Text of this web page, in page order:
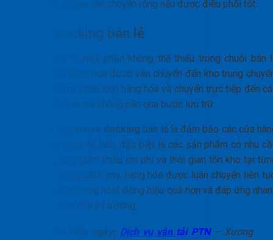
gom tuyến và hạn chế chuyến rỗng nếu được điều phối tốt.
Cross docking bán lẻ
Mô hình này là một phần không thể thiếu trong chuỗi bán
hiện đại. Khi hàng hóa được vận chuyển đến kho trung
chúng sẽ được phân loại hàng hóa và chuyển trực tiếp đến
cửa hàng bán lẻ mà không cần qua bước lưu trữ.
cross docking bán lẻ là đảm bảo các cửa
luôn có đủ hàng để bán, đặc biệt là các sản phẩm có nhu
cao, đồng thời giảm thiểu chi phí và thời gian tồn kho tại
điểm bán. Bằng cách này, hàng hóa được luân chuyển liên
giúp chuỗi cung ứng hoạt động hiệu quả hơn và đáp ứng
chóng nhu cầu của thị trường.
>>Tìm hiểu ngày: Dịch vụ vận tải PTN– Xương